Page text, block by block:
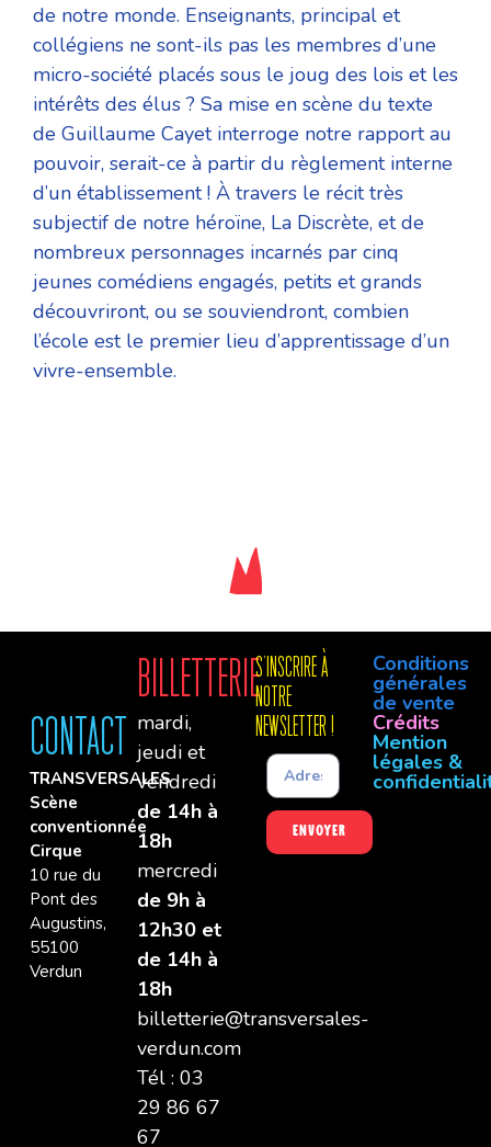
de notre monde. Enseignants, principal et
collégiens ne sont-ils pas les membres d’une
micro-société placés sous le joug des lois et les
intérêts des élus ? Sa mise en scène du texte
de Guillaume Cayet interroge notre rapport au
pouvoir, serait-ce à partir du règlement interne
d’un établissement ! À travers le récit très
subjectif de notre héroïne, La Discrète, et de
nombreux personnages incarnés par cinq
jeunes comédiens engagés, petits et grands
découvriront, ou se souviendront, combien
l’école est le premier lieu d’apprentissage d’un
vivre-ensemble.
Contact
TRANSVERSALES
Scène
conventionnée
Cirque
10 rue du
Pont des
Augustins,
55100
Verdun
Billetterie
mardi,
jeudi et
vendredi
de 14h à
18h
mercredi
de 9h à
12h30 et
de 14h à
18h
billetterie@transversales-
verdun.com
Tél : 03
29 86 67
67
S'INSCRIre à
notre
newsletter !
Envoyer
Conditions
générales
de vente
Crédits
Mention
légales &